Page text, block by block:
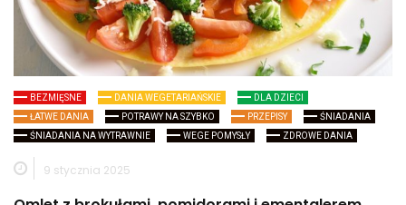
BEZMIĘSNE DANIA WEGETARIAŃSKIE
DLA DZIECI
ŁATWE DANIA
POTRAWY NA SZYBKO PRZEPISY
ŚNIADANIA
ŚNIADANIA NA WYTRAWNIE
WEGE POMYSŁY ZDROWE DANIA
9 stycznia 2025